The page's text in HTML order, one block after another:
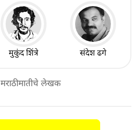
मुकुंद शिंत्रे संदेश ढगे
मराठीमातीचे लेखक